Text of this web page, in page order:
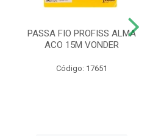
PASSA FIO PROFISS ALMA
ACO 15M VONDER
Código: 17651